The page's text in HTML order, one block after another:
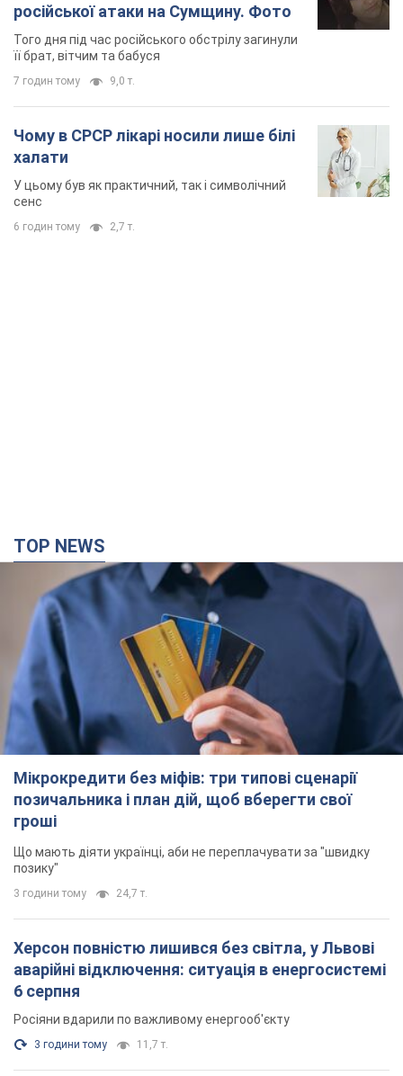
російської атаки на Сумщину. Фото
Того дня під час російського обстрілу загинули
її брат, вітчим та бабуся
7 годин тому 9,0 т.
Чому в СРСР лікарі носили лише білі
халати
У цьому був як практичний, так і символічний
сенс
6 годин тому 2,7 т.
TOP NEWS
Мікрокредити без міфів: три типові сценарії
позичальника і план дій, щоб вберегти свої
гроші
Що мають діяти українці, аби не переплачувати за "швидку
позику"
3 години тому 24,7 т.
Херсон повністю лишився без світла, у Львові
аварійні відключення: ситуація в енергосистемі
6 серпня
Росіяни вдарили по важливому енергооб'єкту
3 години тому 11,7 т.